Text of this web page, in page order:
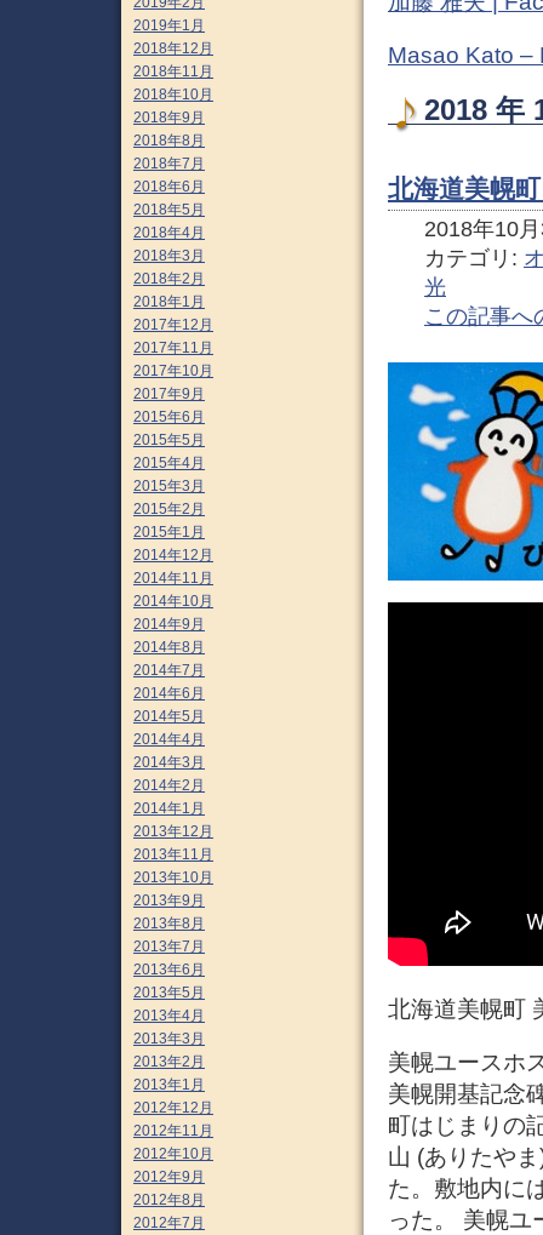
Masao Kato –
2018 年
北海道美幌
2018年10
カテゴリ:
光
この記事へ
北海道美幌町
美幌ユースホ
美幌開基記念
町はじまりの
山 (ありたや
た。敷地内に
った。 美幌ユ
2019年1月
2018年12月
2018年11月
2018年10月
2018年9月
2018年8月
2018年7月
2018年6月
2018年5月
2018年4月
2018年3月
2018年2月
2018年1月
2017年12月
2017年11月
2017年10月
2017年9月
2015年6月
2015年5月
2015年4月
2015年3月
2015年2月
2015年1月
2014年12月
2014年11月
2014年10月
2014年9月
2014年8月
2014年7月
2014年6月
2014年5月
2014年4月
2014年3月
2014年2月
2014年1月
2013年12月
2013年11月
2013年10月
2013年9月
2013年8月
2013年7月
2013年6月
2013年5月
2013年4月
2013年3月
2013年2月
2013年1月
2012年12月
2012年11月
2012年10月
2012年9月
2012年8月
2012年7月